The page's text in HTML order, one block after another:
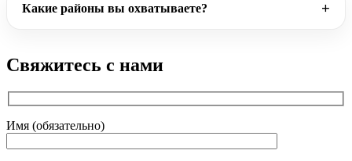
Какие районы вы охватываете?
Свяжитесь с нами
Имя (обязательно)